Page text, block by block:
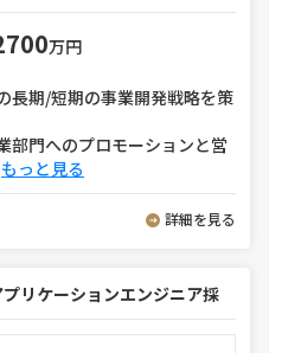
万円
長期/短期の事業開発戦略を策
部門へのプロモーションと営
もっと見る
詳細を見る
リケーションエンジニア採